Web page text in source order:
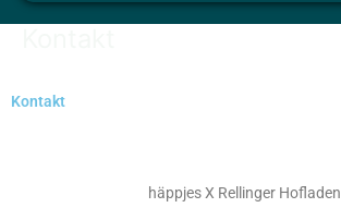
Kontakt
häppjes X Rellinger Hofladen